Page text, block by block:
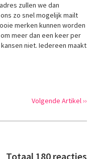
zullen we dan
zo snel mogelijk mailt
merken kunnen worden
meer dan een keer per
niet. Iedereen maakt
Volgende Artikel ››
Totaal 180 reacties